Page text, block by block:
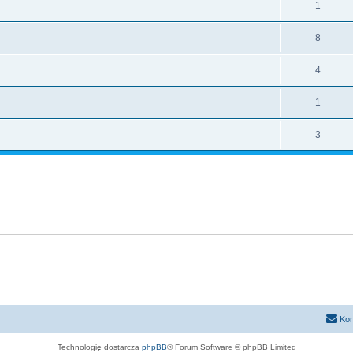
1
8
4
1
3
Technologię dostarcza phpBB® Forum Software © phpBB Limited